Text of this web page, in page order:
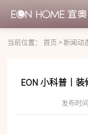
当前位置： 首页 >新闻动
EON 小科普丨
发布时